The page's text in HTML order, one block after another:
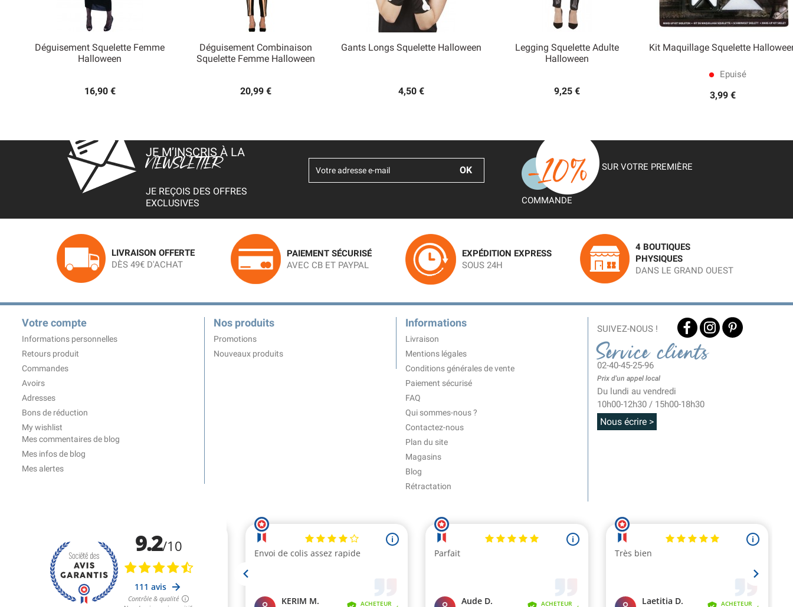
Déguisement Squelette Femme
Halloween
16,90 €
Aperçu rapide
Déguisement Combinaison
Squelette Femme Halloween
20,99 €
Aperçu rapide
Gants Longs Squelette Halloween
4,50 €
Legging Squelette Adulte
Halloween
9,25 €
Aperçu rapide
Kit Maquillage Squelette
lens Epuisé
3,99 €
JE M’INSCRIS À LA
NEWSLETTER
JE REÇOIS DES OFFRES
EXCLUSIVES
SUR VOTRE PREMIÈRE
COMMANDE
LIVRAISON OFFERTE
DÈS 49€ D'ACHAT
PAIEMENT SÉCURISÉ
AVEC CB ET PAYPAL
EXPÉDITION EXPRESS
SOUS 24H
4 BOUTIQUES
PHYSIQUES
DANS LE GRAND OUEST
Votre compte
Informations personnelles
Retours produit
Commandes
Avoirs
Adresses
Bons de réduction
My wishlist
Mes commentaires de blog
Mes infos de blog
Mes alertes
Nos produits
Promotions
Nouveaux produits
Informations
Livraison
Mentions légales
Conditions générales de vente
Paiement sécurisé
FAQ
Qui sommes-nous ?
Contactez-nous
Plan du site
Magasins
Blog
Rétractation
SUIVEZ-NOUS !
Service clients
02-40-45-25-96
Prix d'un appel local
Du lundi au vendredi
10h00-12h30 / 15h00-18h30
Nous écrire >